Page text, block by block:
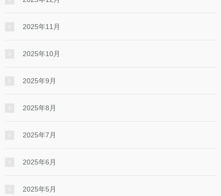
2025年11月
2025年10月
2025年9月
2025年8月
2025年7月
2025年6月
2025年5月